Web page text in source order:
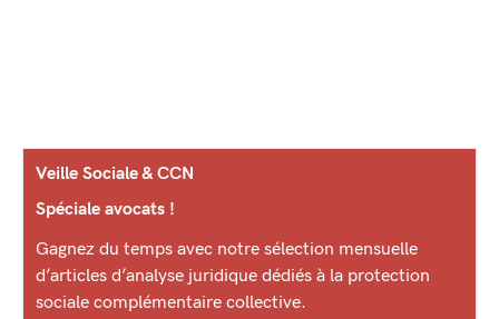
Veille Sociale & CCN
Spéciale avocats !
Gagnez du temps avec notre sélection mensuelle
d’articles d’analyse juridique dédiés à la protection
sociale complémentaire collective.